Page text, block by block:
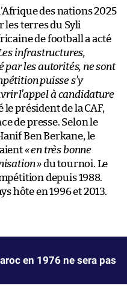
des nations 2025
les terres du Syli
de football a acté
infrastructures,
par les autorités, ne sont
puisse s’y
l’appel à candidature
le président de la CAF,
de presse. Selon le
Ben Berkane, le
« en très bonne
»du tournoi. Le
depuis 1988.
hôte en 1996 et 2013.
en 1976 ne sera pas